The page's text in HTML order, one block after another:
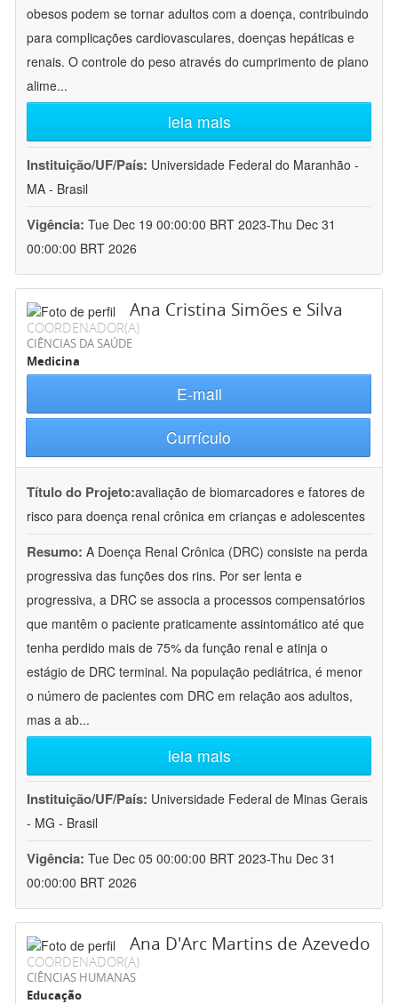
obesos podem se tornar adultos com a doença, contribuindo
para complicações cardiovasculares, doenças hepáticas e
renais. O controle do peso através do cumprimento de plano
alime...
leia mais
Instituição/UF/País: Universidade Federal do Maranhão -
MA - Brasil
Vigência: Tue Dec 19 00:00:00 BRT 2023-Thu Dec 31
00:00:00 BRT 2026
Ana Cristina Simões e Silva
COORDENADOR(A)
CIÊNCIAS DA SAÚDE
Medicina
E-mail
Currículo
Título do Projeto:avaliação de biomarcadores e fatores de
risco para doença renal crônica em crianças e adolescentes
Resumo: A Doença Renal Crônica (DRC) consiste na perda
progressiva das funções dos rins. Por ser lenta e
progressiva, a DRC se associa a processos compensatórios
que mantêm o paciente praticamente assintomático até que
tenha perdido mais de 75% da função renal e atinja o
estágio de DRC terminal. Na população pediátrica, é menor
o número de pacientes com DRC em relação aos adultos,
mas a ab...
leia mais
Instituição/UF/País: Universidade Federal de Minas Gerais
- MG - Brasil
Vigência: Tue Dec 05 00:00:00 BRT 2023-Thu Dec 31
00:00:00 BRT 2026
Ana D'Arc Martins de Azevedo
COORDENADOR(A)
CIÊNCIAS HUMANAS
Educação